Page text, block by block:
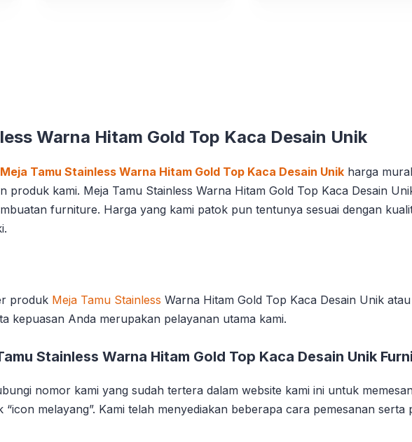
Warna Hitam Gold Top Kaca Desain Unik
Meja Tamu Stainless Warna Hitam Gold Top Kaca Desain Unik harga
produk kami. Meja Tamu Stainless Warna Hitam Gold Top Kaca Desain
furniture. Harga yang kami patok pun tentunya sesuai dengan
produk Meja Tamu Stainless Warna Hitam Gold Top Kaca Desain Unik
kepuasan Anda merupakan pelayanan utama kami.
Stainless Warna Hitam Gold Top Kaca Desain Unik
nomor kami yang sudah tertera dalam website kami ini untuk
melayang”. Kami telah menyediakan beberapa cara pemesanan